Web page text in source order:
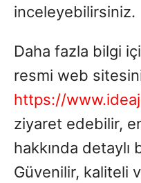
inceleyebilirsiniz.
Daha fazla bilgi
resmi web
https://
ziyaret edebilir,
hakkında detaylı
Güvenilir, kaliteli